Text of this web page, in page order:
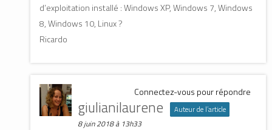
d’exploitation installé : Windows XP, Windows 7, Windows
8, Windows 10, Linux ?
Ricardo
Connectez-vous pour répondre
giulianilaurene Auteur de l’article
8 juin 2018 à 13h33